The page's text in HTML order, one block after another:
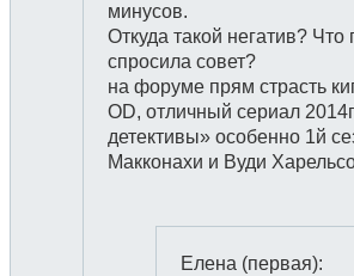
минусов.
Откуда такой негатив? Что
спросила совет?
на форуме прям страсть
OD, отличный сериал
детективы» особенно 1й
Макконахи и Вуди
Елена (первая):